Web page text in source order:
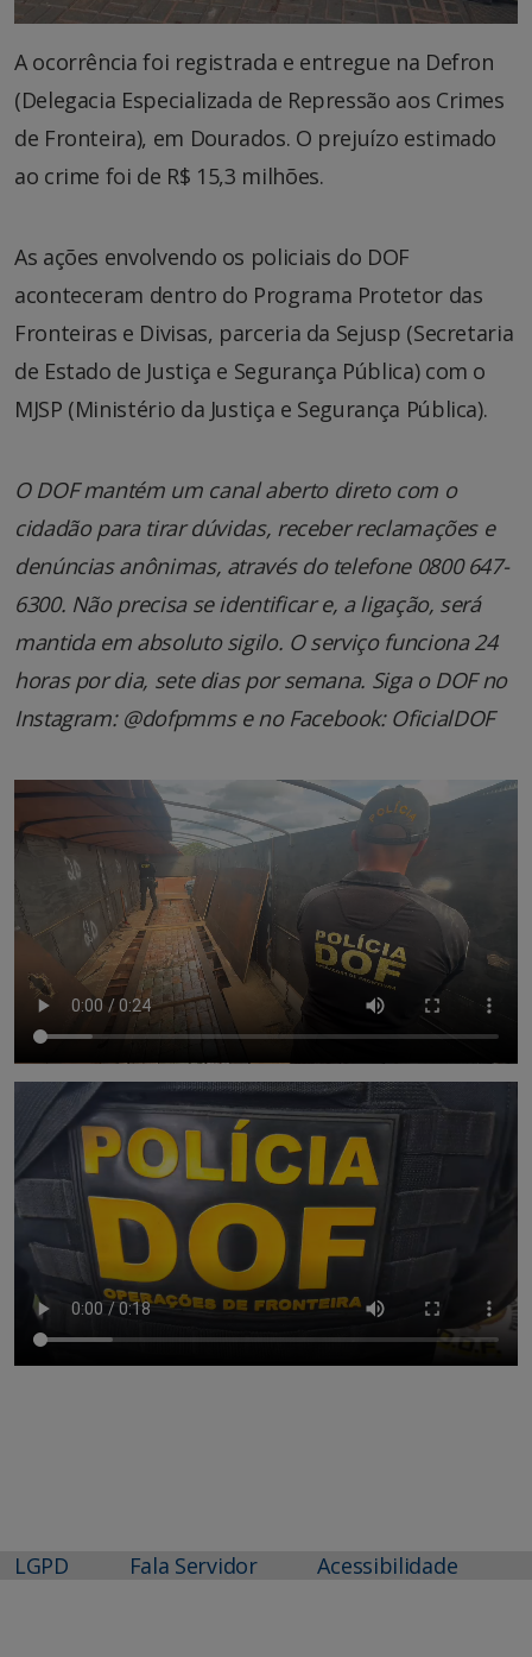
A ocorrência foi registrada e entregue na Defron
(Delegacia Especializada de Repressão aos Crimes
de Fronteira), em Dourados. O prejuízo estimado
ao crime foi de R$ 15,3 milhões.
As ações envolvendo os policiais do DOF
aconteceram dentro do Programa Protetor das
Fronteiras e Divisas, parceria da Sejusp (Secretaria
de Estado de Justiça e Segurança Pública) com o
MJSP (Ministério da Justiça e Segurança Pública).
O DOF mantém um canal aberto direto com o
cidadão para tirar dúvidas, receber reclamações e
denúncias anônimas, através do telefone 0800 647-
6300. Não precisa se identificar e, a ligação, será
mantida em absoluto sigilo. O serviço funciona 24
horas por dia, sete dias por semana. Siga o DOF no
Instagram: @dofpmms e no Facebook: OficialDOF
LGPD Fala Servidor Acessibilidade